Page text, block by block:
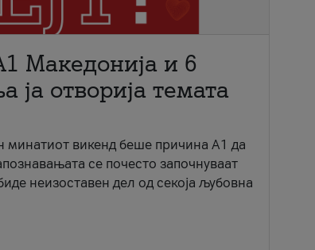
Македонија и 6
ја отворија темата
минатиот викенд беше причина А1 да
се почесто започнуваат
неизоставен дел од секоја љубовна